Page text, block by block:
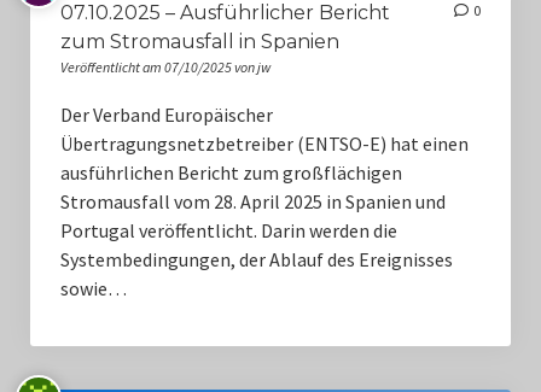
07.10.2025 – Ausführlicher Bericht
zum Stromausfall in Spanien
Veröffentlicht am 07/10/2025 von jw
0
Der Verband Europäischer
Übertragungsnetzbetreiber (ENTSO-E) hat einen
ausführlichen Bericht zum großflächigen
Stromausfall vom 28. April 2025 in Spanien und
Portugal veröffentlicht. Darin werden die
Systembedingungen, der Ablauf des Ereignisses
sowie…